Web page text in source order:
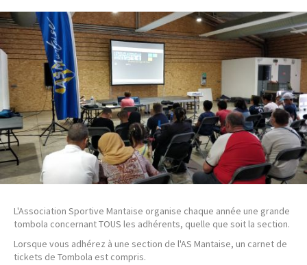
L'Association Sportive Mantaise organise chaque année une grande
tombola concernant TOUS les adhérents, quelle que soit la section.
Lorsque vous adhérez à une section de l'AS Mantaise, un carnet de
tickets de Tombola est compris.